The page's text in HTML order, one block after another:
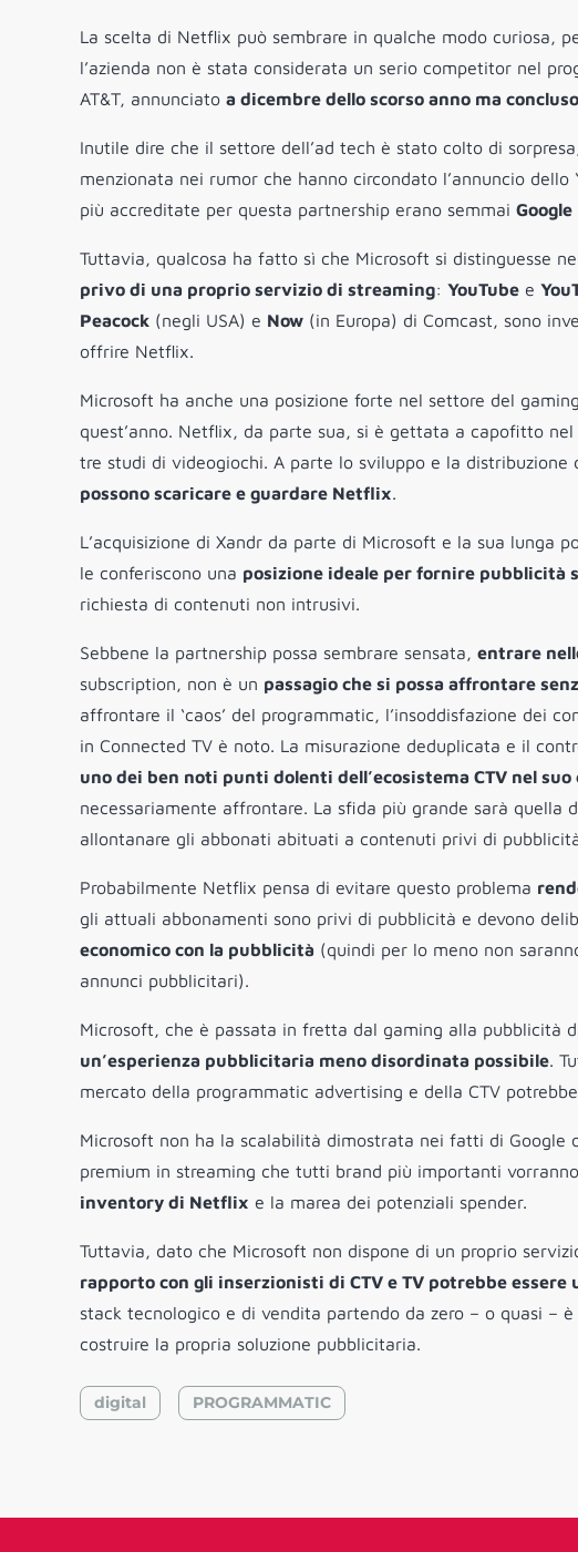
La scelta di Netflix può sembrare in qualche modo curiosa,
l’azienda non è stata considerata un serio competitor nel
AT&T, annunciato a dicembre dello scorso anno ma
Inutile dire che il settore dell’ad tech è stato colto di
menzionata nei rumor che hanno circondato l’annuncio
più accreditate per questa partnership erano semmai Google
Tuttavia, qualcosa ha fatto sì che Microsoft si distinguesse
privo di una proprio servizio di streaming: YouTube e
Peacock (negli USA) e Now (in Europa) di Comcast, sono
offrire Netflix.
Microsoft ha anche una posizione forte nel settore del
quest’anno. Netflix, da parte sua, si è gettata a capofitto
tre studi di videogiochi. A parte lo sviluppo e la distribuzione
possono scaricare e guardare Netflix.
L’acquisizione di Xandr da parte di Microsoft e la sua lunga
le conferiscono una posizione ideale per fornire pubblicità
richiesta di contenuti non intrusivi.
Sebbene la partnership possa sembrare sensata, entrare
subscription, non è un passagio che si possa affrontare
affrontare il ‘caos’ del programmatic, l’insoddisfazione dei
in Connected TV è noto. La misurazione deduplicata e il
uno dei ben noti punti dolenti dell’ecosistema CTV nel suo
necessariamente affrontare. La sfida più grande sarà quella
allontanare gli abbonati abituati a contenuti privi di
Probabilmente Netflix pensa di evitare questo problema
gli attuali abbonamenti sono privi di pubblicità e devono
economico con la pubblicità (quindi per lo meno non
annunci pubblicitari).
Microsoft, che è passata in fretta dal gaming alla
un’esperienza pubblicitaria meno disordinata possibile.
mercato della programmatic advertising e della CTV
Microsoft non ha la scalabilità dimostrata nei fatti di Google
premium in streaming che tutti brand più importanti
inventory di Netflix e la marea dei potenziali spender.
Tuttavia, dato che Microsoft non dispone di un proprio
rapporto con gli inserzionisti di CTV e TV potrebbe
stack tecnologico e di vendita partendo da zero – o quasi –
costruire la propria soluzione pubblicitaria.
digital PROGRAMMATIC